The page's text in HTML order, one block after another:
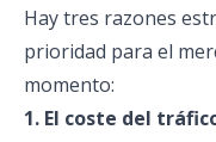
Hay tres razones
prioridad para el
momento:
1. El coste del